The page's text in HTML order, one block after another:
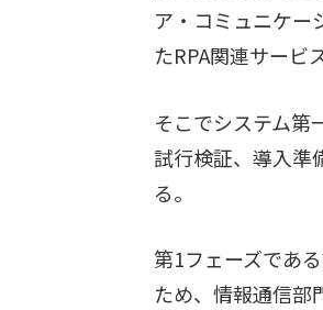
ア・コミュニケー
たRPA関連サービ
そこでシステム第
試行検証、導入準
る。
第1フェーズであ
ため、情報通信部